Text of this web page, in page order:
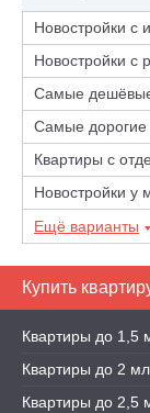
Новостройки с
Новостройки с
Самые
Самые дорогие
Квартиры с
Новостройки у
Ещё варианты
Купить
Квартиры до 1,5
Квартиры до 2
Квартиры до 2,5